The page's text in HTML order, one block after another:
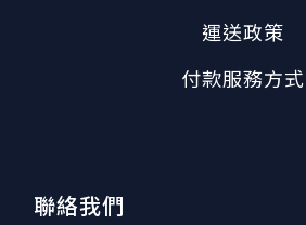
運送政策
付款服務方式
聯絡我們